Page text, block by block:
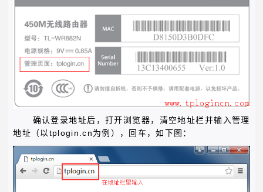
确认登录地址后，打开浏览器，清空地址栏并输入管理
地址（以 tplogin.cn 为例），回车，如下图：